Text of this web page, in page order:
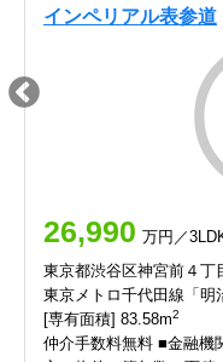
インペリアル表参道
26,990 万円／
東京都渋谷区神宮前４丁
東京メトロ千代田線「明
[専有面積] 83.58m2
仲介手数料無料 ■金融機